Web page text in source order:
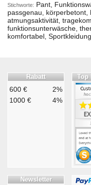
Stichworte: Pant,
passgenau, körperbetont,
atmungsaktivität,
funktionsunterwäsche,
komfortabel, Sportkleidung
Rabatt
600 €
2%
1000 €
4%
Top
Newsletter